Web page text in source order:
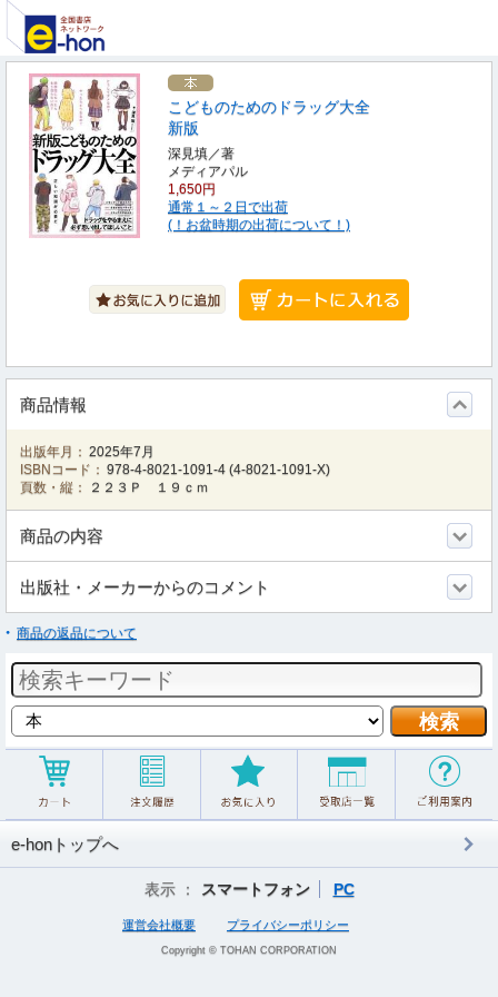
こどものためのドラッグ大全
新版
深見填／著
メディアパル
1,650円
通常１～２日で出荷
(！お盆時期の出荷について！)
商品情報
出版年月： 2025年7月
ISBNコード： 978-4-8021-1091-4 (4-8021-1091-X)
頁数・縦：
２２３Ｐ １９ｃｍ
商品の内容
出版社・メーカーからのコメント
商品の返品について
e-honトップへ
表示 ： スマートフォン PC
運営会社概要 プライバシーポリシー
Copyright © TOHAN CORPORATION